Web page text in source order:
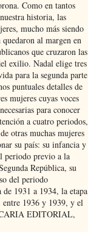
Como en tantos
historia, las
mucho más siendo
al margen en
que cruzaron las
exilio. Nadal elige tres
para la segunda parte
puntuales detalles de
mujeres cuyas voces
para conocer
a cuatro periodos,
otras muchas mujeres
su país: su infancia y
periodo previo a la
República, su
del periodo
1931 a 1934, la etapa
1936 y 1939, y el
EDITORIAL,